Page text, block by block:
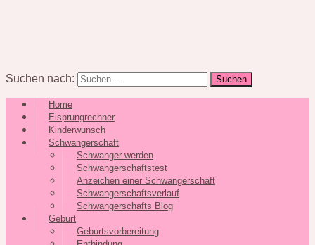
Suchen nach:
Home
Eisprungrechner
Kinderwunsch
Schwangerschaft
Schwanger werden
Schwangerschaftstest
Anzeichen einer Schwangerschaft
Schwangerschaftsverlauf
Schwangerschafts Blog
Geburt
Geburtsvorbereitung